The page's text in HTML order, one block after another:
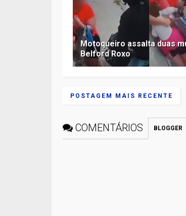
Motoqueiro assalta duas
Belford Roxo
POSTAGEM MAIS RECENTE
COMENTÁRIOS BLOGGER